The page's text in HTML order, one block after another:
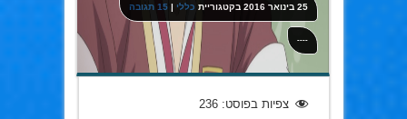
25 בינואר 2016 בקטגוריית כללי |15 תגובה
----
צפיות בפוסט: 236